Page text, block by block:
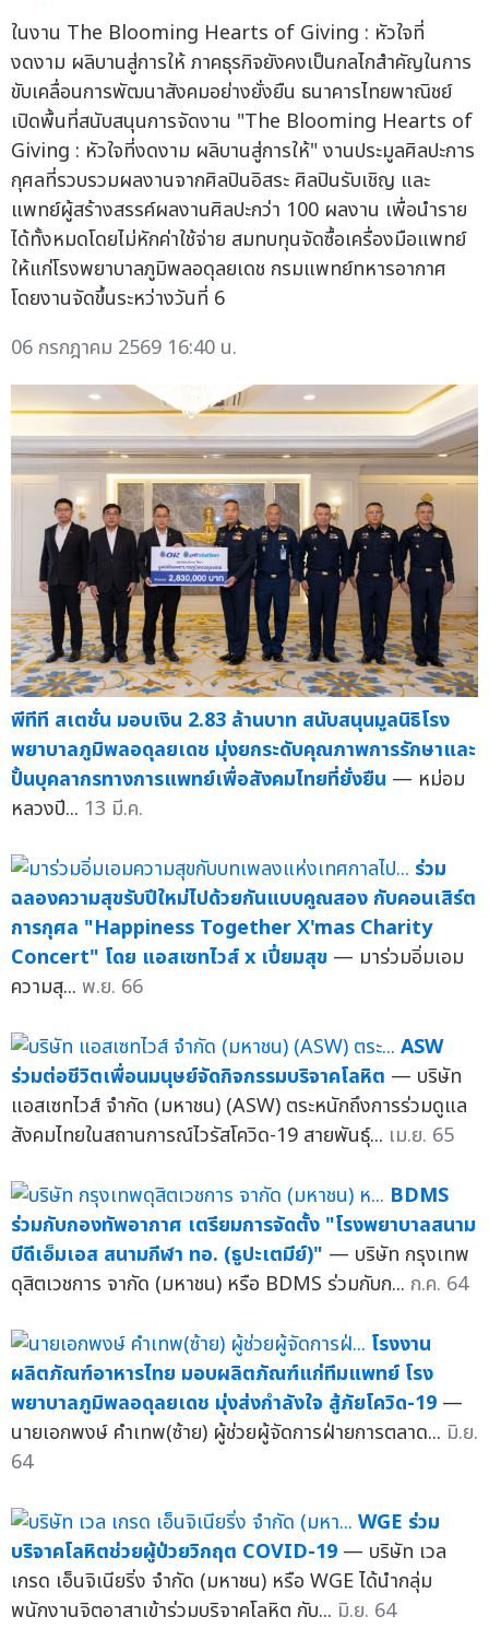
ในงาน The Blooming Hearts of Giving : หัวใจที่
งดงาม ผลิบานสู่การให้ ภาคธุรกิจยังคงเป็นกลไกสำคัญในการ
ขับเคลื่อนการพัฒนาสังคมอย่างยั่งยืน ธนาคารไทยพาณิชย์
เปิดพื้นที่สนับสนุนการจัดงาน "The Blooming Hearts of
Giving : หัวใจที่งดงาม ผลิบานสู่การให้" งานประมูลศิลปะการ
กุศลที่รวบรวมผลงานจากศิลปินอิสระ ศิลปินรับเชิญ และ
แพทย์ผู้สร้างสรรค์ผลงานศิลปะกว่า 100 ผลงาน เพื่อนำราย
ได้ทั้งหมดโดยไม่หักค่าใช้จ่าย สมทบทุนจัดซื้อเครื่องมือแพทย์
ให้แก่โรงพยาบาลภูมิพลอดุลยเดช กรมแพทย์ทหารอากาศ
โดยงานจัดขึ้นระหว่างวันที่ 6
06 กรกฎาคม 2569 16:40 น.
พีทีที สเตชั่น มอบเงิน 2.83 ล้านบาท สนับสนุนมูลนิธิโรง
พยาบาลภูมิพลอดุลยเดช มุ่งยกระดับคุณภาพการรักษาและ
ปั้นบุคลากรทางการแพทย์เพื่อสังคมไทยที่ยั่งยืน — หม่อม
หลวงปี... 13 มี.ค.
ร่วม
ฉลองความสุขรับปีใหม่ไปด้วยกันแบบคูณสอง กับคอนเสิร์ต
การกุศล "Happiness Together X'mas Charity
Concert" โดย แอสเซทไวส์ x เปี่ยมสุข — มาร่วมอิ่มเอม
ความสุ... พ.ย. 66
ASW
ร่วมต่อชีวิตเพื่อนมนุษย์จัดกิจกรรมบริจาคโลหิต — บริษัท
แอสเซทไวส์ จำกัด (มหาชน) (ASW) ตระหนักถึงการร่วมดูแล
สังคมไทยในสถานการณ์ไวรัสโควิด-19 สายพันธุ์... เม.ย. 65
BDMS
ร่วมกับกองทัพอากาศ เตรียมการจัดตั้ง "โรงพยาบาลสนาม
บีดีเอ็มเอส สนามกีฬา ทอ. (ธูปะเตมีย์)" — บริษัท กรุงเทพ
ดุสิตเวชการ จากัด (มหาชน) หรือ BDMS ร่วมกับก... ก.ค. 64
โรงงาน
ผลิตภัณฑ์อาหารไทย มอบผลิตภัณฑ์แก่ทีมแพทย์ โรง
พยาบาลภูมิพลอดุลยเดช มุ่งส่งกำลังใจ สู้ภัยโควิด-19 —
นายเอกพงษ์ คำเทพ(ซ้าย) ผู้ช่วยผู้จัดการฝ่ายการตลาด... มิ.ย.
64
WGE ร่วม
บริจาคโลหิตช่วยผู้ป่วยวิกฤต COVID-19 — บริษัท เวล
เกรด เอ็นจิเนียริ่ง จำกัด (มหาชน) หรือ WGE ได้นำกลุ่ม
พนักงานจิตอาสาเข้าร่วมบริจาคโลหิต กับ... มิ.ย. 64